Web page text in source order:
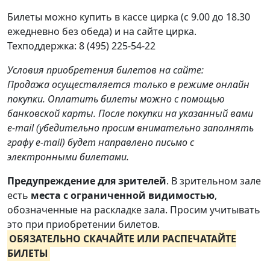
Билеты можно купить в кассе цирка (с 9.00 до 18.30
ежедневно без обеда) и на сайте цирка.
Техподдержка: 8 (495) 225-54-22
Условия приобретения билетов на сайте:
Продажа осуществляется только в режиме онлайн
покупки. Оплатить билеты можно с помощью
банковской карты. После покупки на указанный вами
e-mail (убедительно просим внимательно заполнять
графу e-mail) будет направлено письмо с
электронными билетами.
Предупреждение для зрителей. В зрительном зале
есть места с ограниченной видимостью,
обозначенные на раскладке зала. Просим учитывать
это при приобретении билетов.
ОБЯЗАТЕЛЬНО СКАЧАЙТЕ ИЛИ РАСПЕЧАТАЙТЕ
БИЛЕТЫ